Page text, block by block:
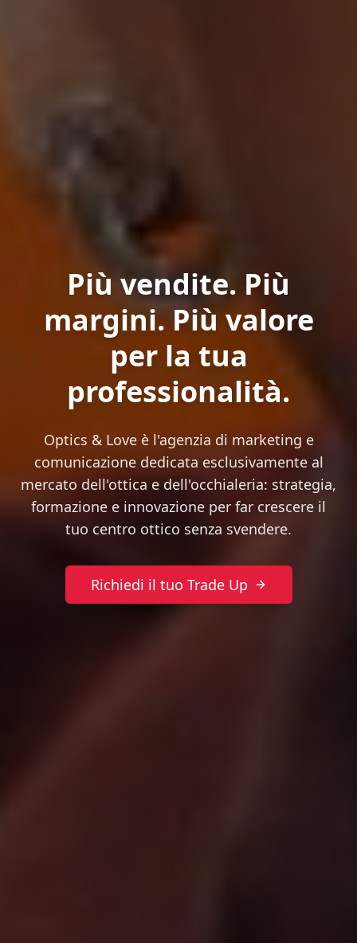
Più vendite. Più
margini. Più valore
per la tua
professionalità.
Optics & Love è l'agenzia di marketing e
comunicazione dedicata esclusivamente al
mercato dell'ottica e dell'occhialeria: strategia,
formazione e innovazione per far crescere il
tuo centro ottico senza svendere.
Richiedi il tuo Trade Up